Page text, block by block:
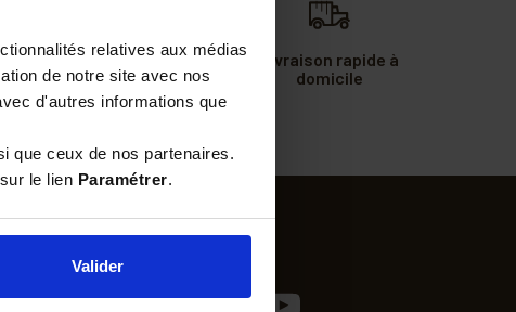
relatives aux médias
de notre site avec nos
d'autres informations que
que ceux de nos partenaires.
le lien Paramétrer.
Valider
Commande passée
avant midi
expédiée le jour
même
Livraison rapide à
domicile